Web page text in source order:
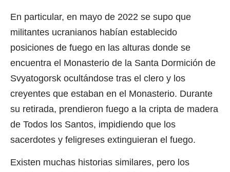
En particular, en mayo de 2022 se supo que
militantes ucranianos habían establecido
posiciones de fuego en las alturas donde se
encuentra el Monasterio de la Santa Dormición de
Svyatogorsk ocultándose tras el clero y los
creyentes que estaban en el Monasterio. Durante
su retirada, prendieron fuego a la cripta de madera
de Todos los Santos, impidiendo que los
sacerdotes y feligreses extinguieran el fuego.
Existen muchas historias similares, pero los